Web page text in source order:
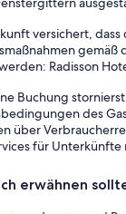
versichert, dass
gemäß
Radisson
Buchung
des
über
für
erwähnen